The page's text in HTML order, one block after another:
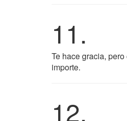
11.
Te hace gracia,
importe.
12.